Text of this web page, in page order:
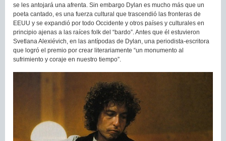
se les antojará una afrenta. Sin embargo Dylan es mucho más que un
poeta cantado, es una fuerza cultural que trascendió las fronteras de
EEUU y se expandió por todo Occidente y otros países y culturales en
principio ajenas a las raíces folk del “bardo”. Antes que él estuvieron
Svetlana Alexiévich, en las antípodas de Dylan, una periodista-escritora
que logró el premio por crear literariamente “un monumento al
sufrimiento y coraje en nuestro tiempo”.